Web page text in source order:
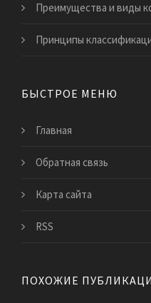
Преимущества и виды
Принципы
БЫСТРОЕ МЕНЮ
Главная
Обратная связь
Карта сайта
RSS
ПОХОЖИЕ